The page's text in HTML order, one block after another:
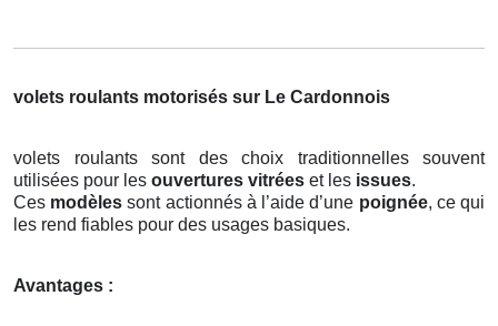
volets roulants motorisés sur Le Cardonnois
volets roulants sont des choix traditionnelles souvent
utilisées pour les ouvertures vitrées et les issues.
Ces modèles sont actionnés à l’aide d’une poignée, ce qui
les rend fiables pour des usages basiques.
Avantages :